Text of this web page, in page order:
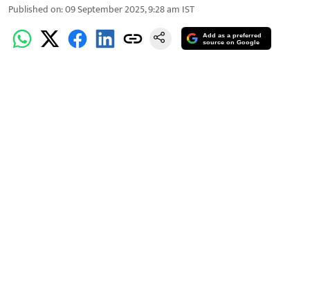
Published on:09 September 2025, 9:28 am IST
Add as a preferred
source on Google